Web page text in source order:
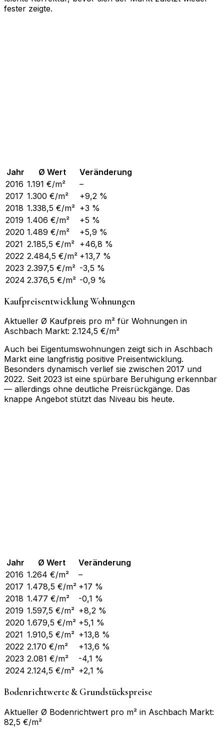
fester zeigte.
Jahr Ø Wert
Veränderung
2016 1.191 €/m²
–
2017 1.300 €/m²
+9,2 %
2018 1.338,5 €/m² +3 %
2019 1.406 €/m²
+5 %
2020 1.489 €/m²
+5,9 %
2021 2.185,5 €/m² +46,8 %
2022 2.484,5 €/m² +13,7 %
2023 2.397,5 €/m² -3,5 %
2024 2.376,5 €/m² -0,9 %
Kaufpreisentwicklung Wohnungen
Aktueller Ø Kaufpreis pro m² für Wohnungen in
Aschbach Markt: 2.124,5 €/m²
Auch bei Eigentumswohnungen zeigt sich in Aschbach
Markt eine langfristig positive Preisentwicklung.
Besonders dynamisch verlief sie zwischen 2017 und
2022. Seit 2023 ist eine spürbare Beruhigung erkennbar
— allerdings ohne deutliche Preisrückgänge. Das
knappe Angebot stützt das Niveau bis heute.
Jahr Ø Wert
Veränderung
2016 1.264 €/m²
–
2017 1.478,5 €/m² +17 %
2018 1.477 €/m²
-0,1 %
2019 1.597,5 €/m² +8,2 %
2020 1.679,5 €/m² +5,1 %
2021 1.910,5 €/m² +13,8 %
2022 2.170 €/m²
+13,6 %
2023 2.081 €/m²
-4,1 %
2024 2.124,5 €/m² +2,1 %
Bodenrichtwerte & Grundstückspreise
Aktueller Ø Bodenrichtwert pro m² in Aschbach Markt:
82,5 €/m²